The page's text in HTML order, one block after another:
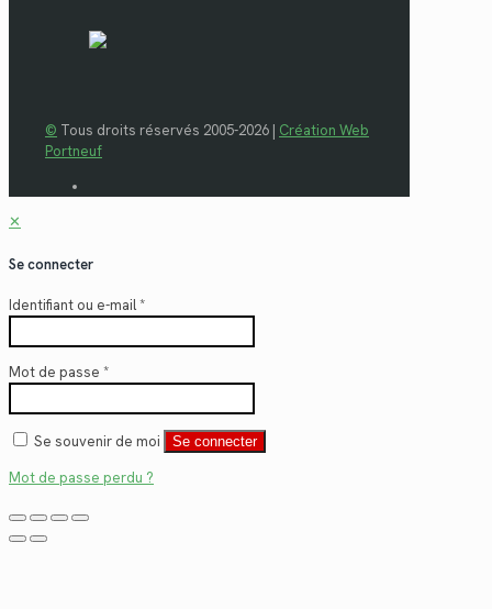
© Tous droits réservés 2005-2026 | Création Web
Portneuf
✕
Se connecter
Identifiant ou e-mail*
Mot de passe *
Se souvenir de moi Se connecter
Mot de passe perdu ?